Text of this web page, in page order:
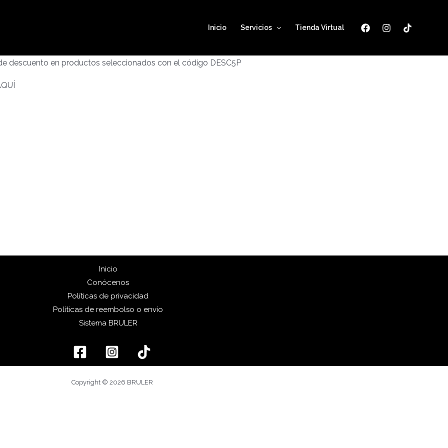
Inicio Servicios Tienda Virtual
descuento en productos seleccionados con el código DESC5P
Inicio
Conócenos
Políticas de privacidad
Políticas de reembolso o envío
Sistema BRULER
Copyright © 2026 BRULER